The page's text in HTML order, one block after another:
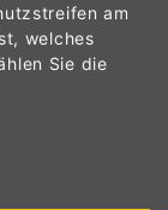
am
welches
Sie die